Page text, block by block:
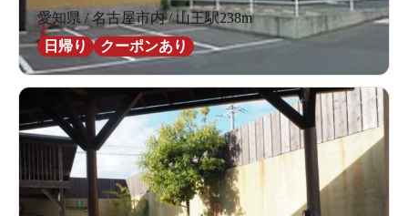
愛知県 / 名古屋市内 / 山王駅238m
日帰り
クーポンあり